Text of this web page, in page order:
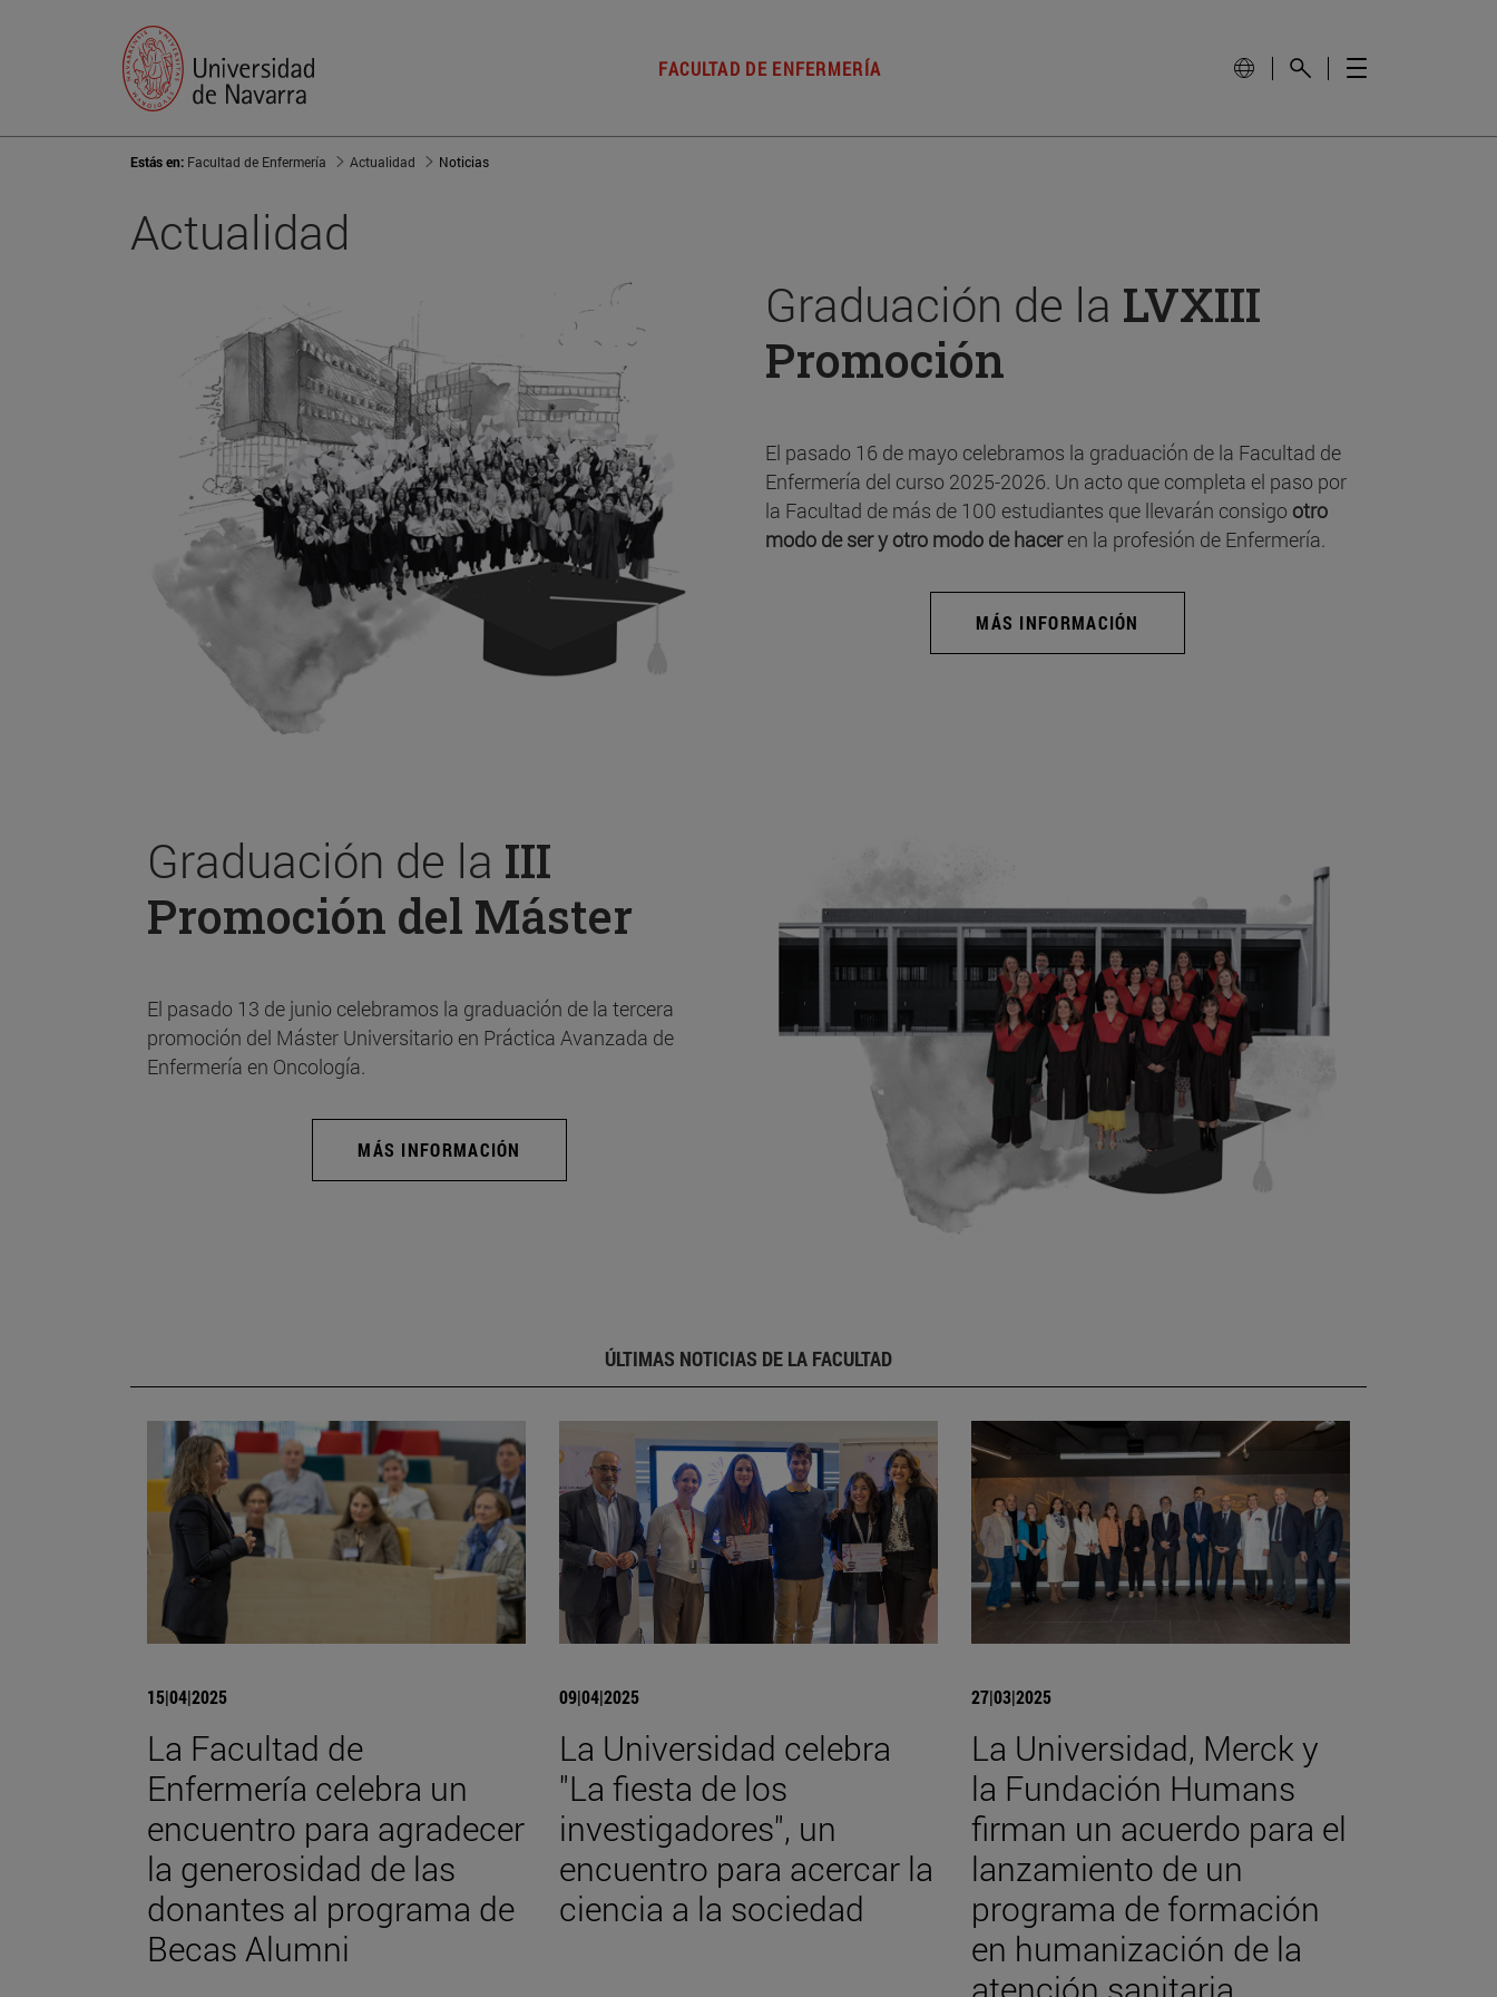
FACULTAD DE ENFERMERÍA
Estás en: Facultad de Enfermería Actualidad Noticias
Actualidad
Graduación de la LVXIII
Promoción
El pasado 16 de mayo celebramos la graduación de la Facultad de
Enfermería del curso 2025-2026. Un acto que completa el paso por
la Facultad de más de 100 estudiantes que llevarán consigo otro
modo de ser y otro modo de haceren la profesión de Enfermería.
MÁS INFORMACIÓN
Graduación de la III
Promoción del Máster
El pasado 13 de junio celebramos la graduación de la tercera
promoción del Máster Universitario en Práctica Avanzada de
Enfermería en Oncología.
MÁS INFORMACIÓN
ÚLTIMAS NOTICIAS DE LA FACULTAD
15|04|2025
La Facultad de
Enfermería celebra un
encuentro para agradecer
la generosidad de las
donantes al programa de
Becas Alumni
09|04|2025
La Universidad celebra
"La fiesta de los
investigadores", un
encuentro para acercar la
ciencia a la sociedad
27|03|2025
La Universidad, Merck y
la Fundación Humans
firman un acuerdo para el
lanzamiento de un
programa de formación
en humanización de la